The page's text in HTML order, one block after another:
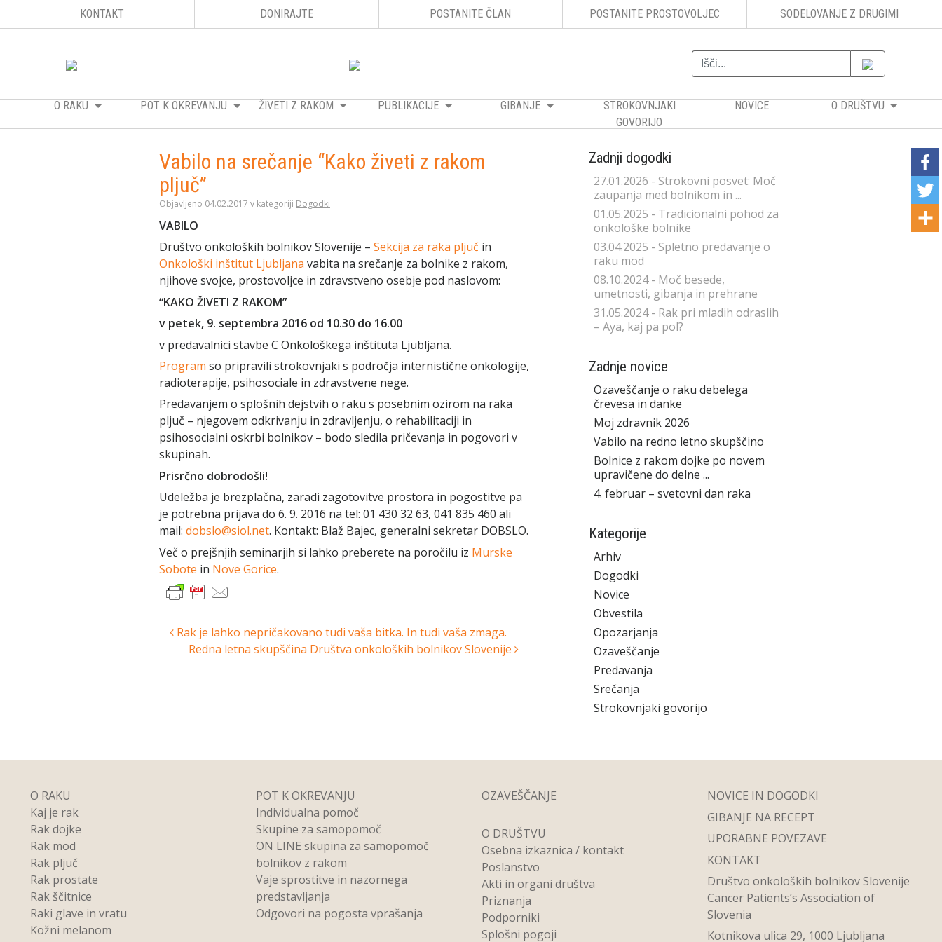
KONTAKT DONIRAJTE POSTANITE ČLAN POSTANITE PROSTOVOLJEC SODELOVANJE Z DRUGIMI
O RAKU POT K OKREVANJU ŽIVETI Z RAKOM PUBLIKACIJE GIBANJE
STROKOVNJAKI
GOVORIJO
NOVICE O DRUŠTVU
Vabilo na srečanje “Kako živeti z rakom
pljuč”
Objavljeno 04.02.2017 v kategoriji Dogodki
VABILO
Društvo onkoloških bolnikov Slovenije – Sekcija za raka pljuč in
Onkološki inštitut Ljubljana vabita na srečanje za bolnike z rakom,
njihove svojce, prostovoljce in zdravstveno osebje pod naslovom:
“KAKO ŽIVETI Z RAKOM”
v petek, 9. septembra 2016 od 10.30 do 16.00
v predavalnici stavbe C Onkološkega inštituta Ljubljana.
Program so pripravili strokovnjaki s področja internistične onkologije,
radioterapije, psihosociale in zdravstvene nege.
Predavanjem o splošnih dejstvih o raku s posebnim ozirom na raka
pljuč – njegovem odkrivanju in zdravljenju, o rehabilitaciji in
psihosocialni oskrbi bolnikov – bodo sledila pričevanja in pogovori v
skupinah.
Prisrčno dobrodošli!
Udeležba je brezplačna, zaradi zagotovitve prostora in pogostitve pa
je potrebna prijava do 6. 9. 2016 na tel: 01 430 32 63, 041 835 460 ali
mail: dobslo@siol.net. Kontakt: Blaž Bajec, generalni sekretar DOBSLO.
Več o prejšnjih seminarjih si lahko preberete na poročilu iz Murske
Sobote in Nove Gorice.
Post
navigation
Rak je lahko nepričakovano tudi vaša bitka. In tudi vaša zmaga.
Redna letna skupščina Društva onkoloških bolnikov Slovenije
Zadnji dogodki
27.01.2026 - Strokovni posvet: Moč
zaupanja med bolnikom in ...
01.05.2025 - Tradicionalni pohod za
onkološke bolnike
03.04.2025 - Spletno predavanje o
raku mod
08.10.2024 - Moč besede,
umetnosti, gibanja in prehrane
31.05.2024 - Rak pri mladih odraslih
– Aya, kaj pa pol?
Zadnje novice
Ozaveščanje o raku debelega
črevesa in danke
Moj zdravnik 2026
Vabilo na redno letno skupščino
Bolnice z rakom dojke po novem
upravičene do delne ...
4. februar – svetovni dan raka
Kategorije
Arhiv
Dogodki
Novice
Obvestila
Opozarjanja
Ozaveščanje
Predavanja
Srečanja
Strokovnjaki govorijo
O RAKU
Kaj je rak
Rak dojke
Rak mod
Rak pljuč
Rak prostate
Rak ščitnice
Raki glave in vratu
Kožni melanom
POT K OKREVANJU
Individualna pomoč
Skupine za samopomoč
ON LINE skupina za samopomoč
bolnikov z rakom
Vaje sprostitve in nazornega
predstavljanja
Odgovori na pogosta vprašanja
OZAVEŠČANJE
O DRUŠTVU
Osebna izkaznica / kontakt
Poslanstvo
Akti in organi društva
Priznanja
Podporniki
Splošni pogoji
NOVICE IN DOGODKI
GIBANJE NA RECEPT
UPORABNE POVEZAVE
KONTAKT
Društvo onkoloških bolnikov Slovenije
Cancer Patients’s Association of
Slovenia
Kotnikova ulica 29, 1000 Ljubljana